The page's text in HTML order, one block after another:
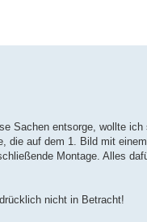
Sachen entsorge, wollte ich
die auf dem 1. Bild mit
Montage. Alles
nicht in Betracht!